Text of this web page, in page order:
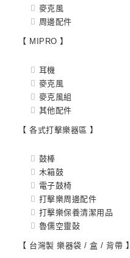
麥克風
周邊配件
【 MIPRO 】
耳機
麥克風
麥克風組
其他配件
【 各式打擊樂器區 】
鼓棒
木箱鼓
電子鼓椅
打擊樂周邊配件
打擊樂保養清潔用品
魯儒空靈鼔
【 台灣製 樂器袋 / 盒 / 背帶 】